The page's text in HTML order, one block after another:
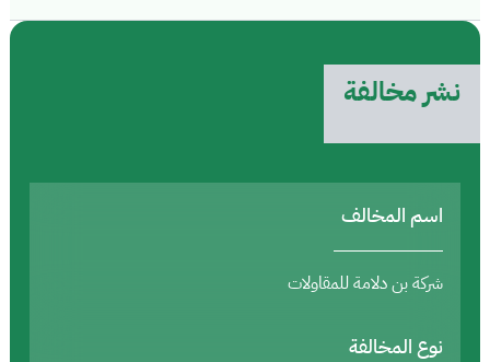
نشر مخالفة
اسم المخالف
شركة بن دلامة للمقاولات
نوع المخالفة